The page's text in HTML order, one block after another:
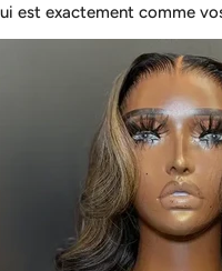
est exactement comme